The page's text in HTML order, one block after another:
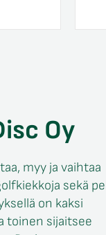
Oy
myy ja vaihtaa
sekä
on kaksi
toinen sijaitsee